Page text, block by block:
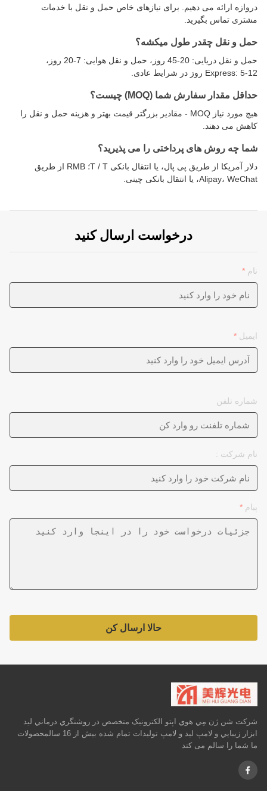
دروازه ارائه می دهیم. برای نیازهای خاص حمل و نقل با خدمات
مشتری تماس بگیرید.
حمل و نقل چقدر طول میکشه؟
حمل و نقل دریایی: 20-45 روز، حمل و نقل هوایی: 7-20 روز،
Express: 5-12 روز در شرایط عادی.
حداقل مقدار سفارش شما (MOQ) چیست؟
هیچ مورد نیاز MOQ - مقادیر بزرگتر قیمت بهتر و هزینه حمل و نقل را
کاهش می دهند.
شما چه روش های پرداختی را می پذیرید؟
دلار آمریکا از طریق پی پال، یا انتقال بانکی T / T؛ RMB از طریق
Alipay، WeChat، یا انتقال بانکی چینی.
درخواست ارسال کنید
نام *
ایمیل *
شماره تلفن
نام شرکت :
پیام *
حالا ارسال کن
شرکت شن ژن مِي هوي اپتو الکترونيک متخصص در روشنگري درماني ليد
ابزار زيبايي و لامپ ليد و لامپ توليدات تمام شده بيش از 16 سالمحصولات
ما شما را سالم می کند